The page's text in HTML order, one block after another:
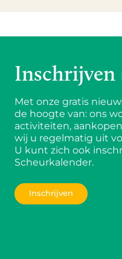
Inschrijven
Met onze gratis
de hoogte van: ons
activiteiten,
wij u regelmatig uit
U kunt zich ook
Scheurkalender.
Inschrijven